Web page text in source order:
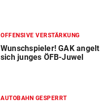
OFFENSIVE VERSTÄRKUNG
Wunschspieler! GAK angelt
sich junges ÖFB-Juwel
AUTOBAHN GESPERRT